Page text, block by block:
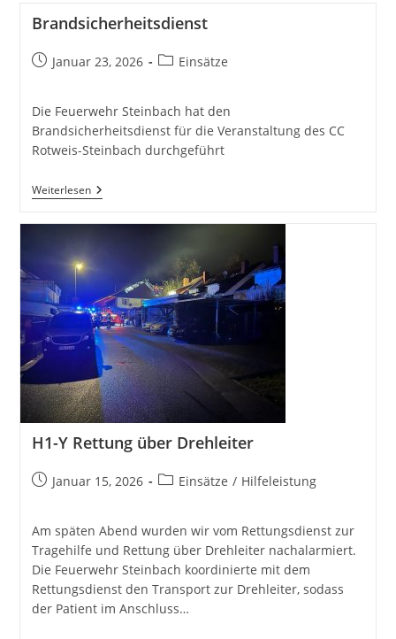
Brandsicherheitsdienst
BeitragJanuar 23, 2026
Beitrags-
Einsätze
Die Feuerwehr Steinbach hat den
Brandsicherheitsdienst für die Veranstaltung des CC
Rotweis-Steinbach durchgeführt
WeiterlesenBrandsicherheitsdienst
H1-Y Rettung über Drehleiter
BeitragJanuar 15, 2026
Beitrags-
Einsätze / Hilfeleistung
Am späten Abend wurden wir vom Rettungsdienst zur
Tragehilfe und Rettung über Drehleiter nachalarmiert.
Die Feuerwehr Steinbach koordinierte mit dem
Rettungsdienst den Transport zur Drehleiter, sodass
der Patient im Anschluss…